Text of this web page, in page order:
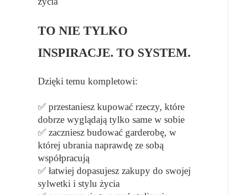
TO NIE TYLKO
INSPIRACJE. TO SYSTEM.
Dzięki temu kompletowi:
✅ przestaniesz kupować rzeczy, które
dobrze wyglądają tylko same w sobie
✅ zaczniesz budować garderobę, w
której ubrania naprawdę ze sobą
współpracują
✅ łatwiej dopasujesz zakupy do swojej
sylwetki i stylu życia